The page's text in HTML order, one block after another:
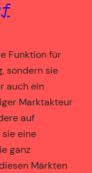
Funktion für
sondern sie
auch ein
Marktakteur
auf
eine
ganz
Märkten